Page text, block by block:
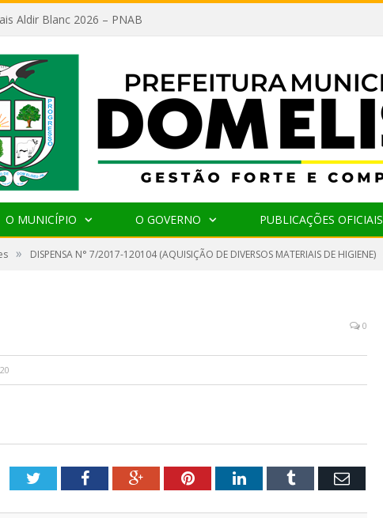
Aldir Blanc 2026 – PNAB
O MUNICÍPIO O GOVERNO PUBLICAÇÕES OFICIAIS
» DISPENSA N° 7/2017-120104 (AQUISIÇÃO DE DIVERSOS MATERIAIS DE HIGIENE)
0
TwitterFacebookGoogle+PinterestLinkedInTumblr Email